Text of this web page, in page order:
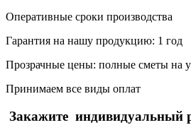
Оперативные сроки производства
Гарантия на нашу продукцию: 1 год
Прозрачные цены: полные сметы на
Принимаем все виды оплат
Закажите индивидуальный